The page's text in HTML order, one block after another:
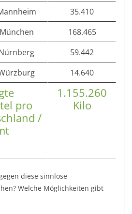
35.410
München
168.465
59.442
14.640
pro
/
1.155.260
Kilo
diese sinnlose
Welche Möglichkeiten gibt